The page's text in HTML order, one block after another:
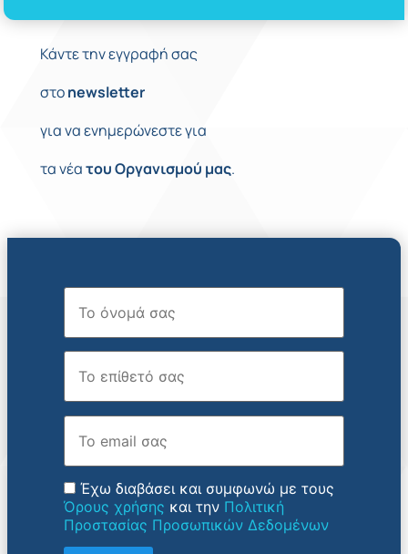
Κάντε την εγγραφή σας
στοnewsletter
για να ενημερώνεστε για
τα νέατουΟργανισμού μας.
Όνομα
Επώνυμο
Email
Έχω διαβάσει και συμφωνώ με τους
Όρους χρήσης και την Πολιτική
Προστασίας Προσωπικών Δεδομένων